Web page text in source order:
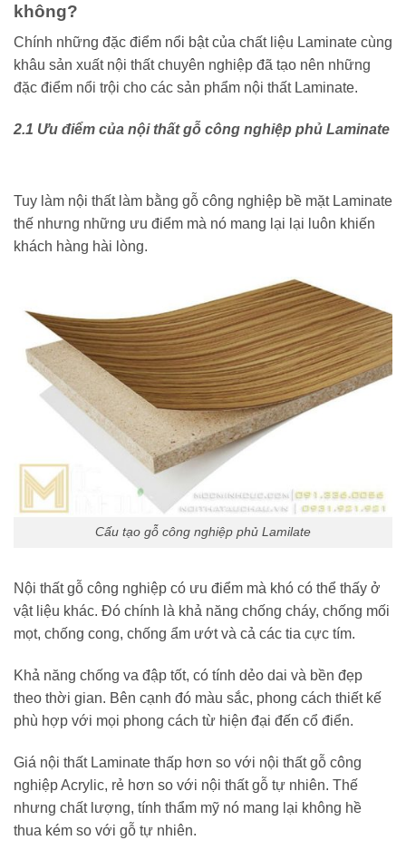
không?
Chính những đặc điểm nổi bật của chất liệu Laminate cùng
khâu sản xuất nội thất chuyên nghiệp đã tạo nên những
đặc điểm nổi trội cho các sản phẩm nội thất Laminate.
2.1 Ưu điểm của nội thất gỗ công nghiệp phủ Laminate
Tuy làm nội thất làm bằng gỗ công nghiệp bề mặt Laminate
thế nhưng những ưu điểm mà nó mang lại lại luôn khiến
khách hàng hài lòng.
Cấu tạo gỗ công nghiệp phủ Lamilate
Nội thất gỗ công nghiệp có ưu điểm mà khó có thể thấy ở
vật liệu khác. Đó chính là khả năng chống cháy, chống mối
mọt, chống cong, chống ẩm ướt và cả các tia cực tím.
Khả năng chống va đập tốt, có tính dẻo dai và bền đẹp
theo thời gian. Bên cạnh đó màu sắc, phong cách thiết kế
phù hợp với mọi phong cách từ hiện đại đến cổ điển.
Giá nội thất Laminate thấp hơn so với nội thất gỗ công
nghiệp Acrylic, rẻ hơn so với nội thất gỗ tự nhiên. Thế
nhưng chất lượng, tính thẩm mỹ nó mang lại không hề
thua kém so với gỗ tự nhiên.